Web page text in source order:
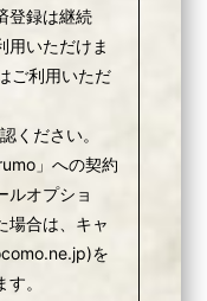
登録は継続
用いただけま
ご利用いただ
ください。
」への契約
ルオプショ
場合は、キャ
を
。